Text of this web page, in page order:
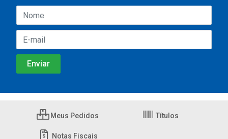
Meus Pedidos Títulos
Notas Fiscais